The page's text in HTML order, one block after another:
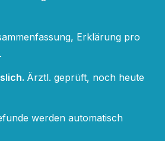
Erklärung pro
. Ärztl. geprüft, noch heute
werden automatisch